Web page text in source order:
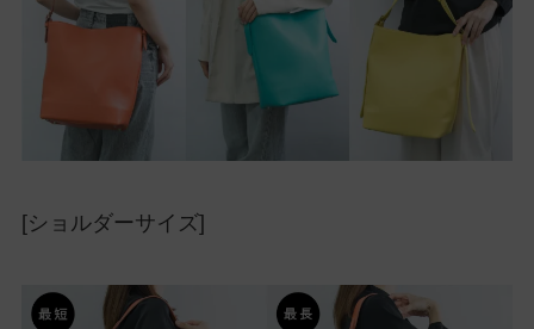
[ショルダーサイズ]